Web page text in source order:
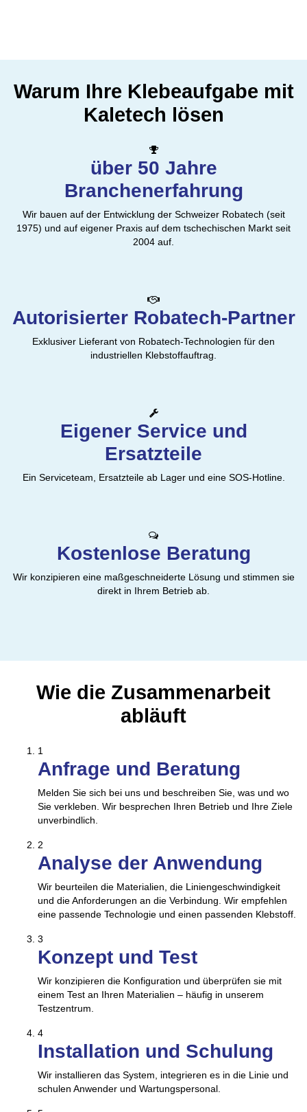
Warum Ihre Klebeaufgabe mit
Kaletech lösen
über 50 Jahre
Branchenerfahrung
Wir bauen auf der Entwicklung der Schweizer Robatech (seit
1975) und auf eigener Praxis auf dem tschechischen Markt seit
2004 auf.
Autorisierter Robatech-Partner
Exklusiver Lieferant von Robatech-Technologien für den
industriellen Klebstoffauftrag.
Eigener Service und
Ersatzteile
Ein Serviceteam, Ersatzteile ab Lager und eine SOS-Hotline.
Kostenlose Beratung
Wir konzipieren eine maßgeschneiderte Lösung und stimmen sie
direkt in Ihrem Betrieb ab.
Wie die Zusammenarbeit
abläuft
1
Anfrage und Beratung
Melden Sie sich bei uns und beschreiben Sie, was und wo
Sie verkleben. Wir besprechen Ihren Betrieb und Ihre Ziele
unverbindlich.
2
Analyse der Anwendung
Wir beurteilen die Materialien, die Liniengeschwindigkeit
und die Anforderungen an die Verbindung. Wir empfehlen
eine passende Technologie und einen passenden Klebstoff.
3
Konzept und Test
Wir konzipieren die Konfiguration und überprüfen sie mit
einem Test an Ihren Materialien – häufig in unserem
Testzentrum.
4
Installation und Schulung
Wir installieren das System, integrieren es in die Linie und
schulen Anwender und Wartungspersonal.